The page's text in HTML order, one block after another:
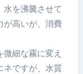
水を沸騰させて
が高いが、消費
細な霧に変え
ネですが、水質